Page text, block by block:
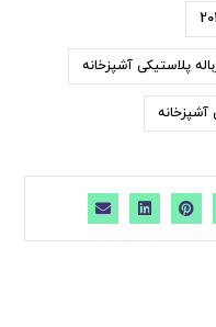
پلاستیکی آشپزخانه
آشپزخانه